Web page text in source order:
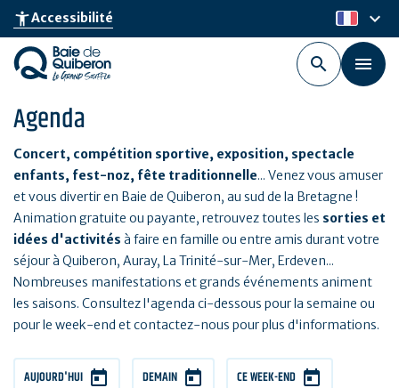
Aller
au
contenu
principal
accessibility_newAccessibilité fr
keyboard_arrow_down
Agenda
Concert, compétition sportive, exposition, spectacle
enfants, fest-noz, fête traditionnelle... Venez vous amuser
et vous divertir en Baie de Quiberon, au sud de la Bretagne !
Animation gratuite ou payante, retrouvez toutes les sorties et
idées d'activités à faire en famille ou entre amis durant votre
séjour à Quiberon, Auray, La Trinité-sur-Mer, Erdeven...
Nombreuses manifestations et grands événements animent
les saisons. Consultez l'agenda ci-dessous pour la semaine ou
pour le week-end et contactez-nous pour plus d'informations.
AUJOURD'HUI DEMAIN CE WEEK-END